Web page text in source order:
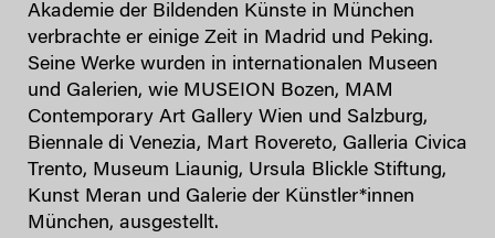
Akademie der Bildenden Künste in München
verbrachte er einige Zeit in Madrid und Peking.
Seine Werke wurden in internationalen Museen
und Galerien, wie MUSEION Bozen, MAM
Contemporary Art Gallery Wien und Salzburg,
Biennale di Venezia, Mart Rovereto, Galleria Civica
Trento, Museum Liaunig, Ursula Blickle Stiftung,
Kunst Meran und Galerie der Künstler*innen
München, ausgestellt.